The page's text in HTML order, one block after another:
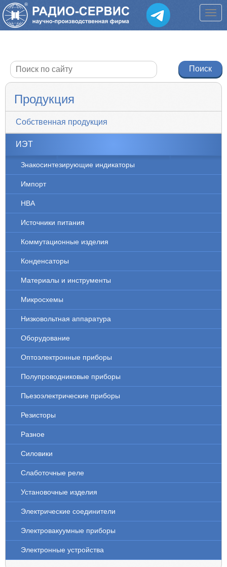
Продукция
Собственная продукция
ИЭТ
Знакосинтезирующие индикаторы
Импорт
НВА
Источники питания
Коммутационные изделия
Конденсаторы
Материалы и инструменты
Микросхемы
Низковольтная аппаратура
Оборудование
Оптоэлектронные приборы
Полупроводниковые приборы
Пьезоэлектрические приборы
Резисторы
Разное
Силовики
Слаботочные реле
Установочные изделия
Электрические соединители
Электровакуумные приборы
Электронные устройства